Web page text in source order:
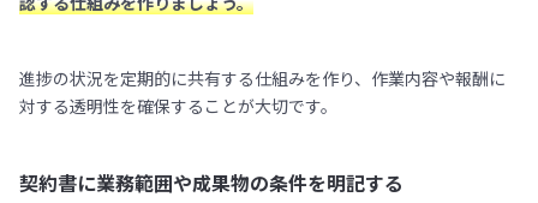
進捗の状況を定期的に共有する仕組みを作り、作業内容や報酬に
対する透明性を確保することが大切です。
契約書に業務範囲や成果物の条件を明記する